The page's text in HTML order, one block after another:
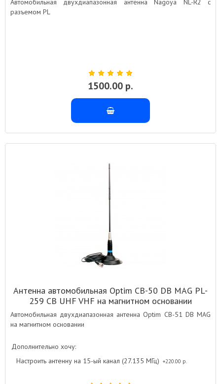
Автомобильная двухдиапазонная антенна Nagoya NL-R2 с
разъемом PL
1500.00 р.
Антенна автомобильная Optim CB-50 DB MAG PL-
259 CB UHF VHF на магнитном основании
Автомобильная двухдиапазонная антенна Optim CB-51 DB MAG
на магнитном основании
Дополнительно хочу:
Настроить антенну на 15-ый канал (27.135 МГц) +220.00 р.